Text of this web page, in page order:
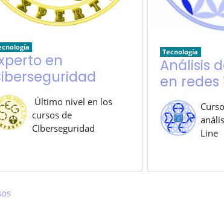
en
Último nivel en los
cursos de
CIberseguridad
Tecnología
Análisis
en redes
Line